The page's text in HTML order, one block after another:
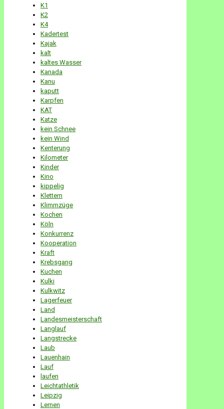
K1
K2
K4
Kadertest
Kajak
kalt
kaltes Wasser
Kanada
Kanu
kaputt
Karpfen
KAT
Katze
kein Schnee
kein Wind
Kenterung
Kilometer
Kinder
Kino
kippelig
Klettern
Klimmzüge
Kochen
Köln
Konkurrenz
Kooperation
Kraft
Krebsgang
Kuchen
Kulki
Kulkwitz
Lagerfeuer
Land
Landesmeisterschaft
Langlauf
Langstrecke
Laub
Lauenhain
Lauf
laufen
Leichtathletik
Leipzig
Lernen